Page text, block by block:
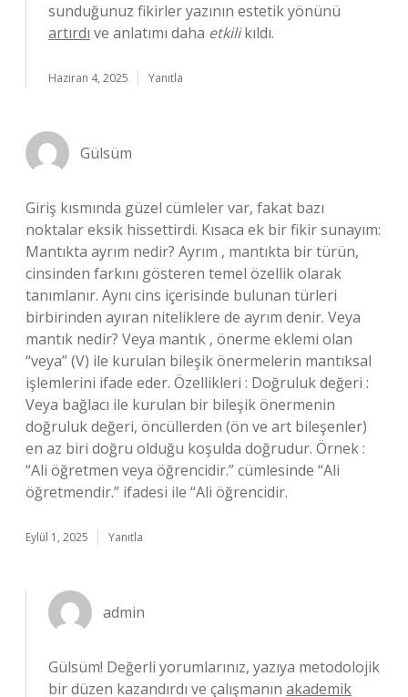
sunduğunuz fikirler yazının estetik yönünü
artırdı ve anlatımı daha etkilikıldı.
Haziran 4, 2025 Yanıtla
Gülsüm
Giriş kısmında güzel cümleler var, fakat bazı
noktalar eksik hissettirdi. Kısaca ek bir fikir sunayım:
Mantıkta ayrım nedir? Ayrım , mantıkta bir türün,
cinsinden farkını gösteren temel özellik olarak
tanımlanır. Aynı cins içerisinde bulunan türleri
birbirinden ayıran niteliklere de ayrım denir. Veya
mantık nedir? Veya mantık , önerme eklemi olan
“veya” (V) ile kurulan bileşik önermelerin mantıksal
işlemlerini ifade eder. Özellikleri : Doğruluk değeri :
Veya bağlacı ile kurulan bir bileşik önermenin
doğruluk değeri, öncüllerden (ön ve art bileşenler)
en az biri doğru olduğu koşulda doğrudur. Örnek :
“Ali öğretmen veya öğrencidir.” cümlesinde “Ali
öğretmendir.” ifadesi ile “Ali öğrencidir.
Eylül 1, 2025 Yanıtla
admin
Gülsüm! Değerli yorumlarınız, yazıya metodolojik
bir düzen kazandırdı ve çalışmanın akademik